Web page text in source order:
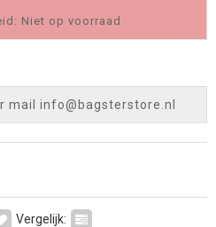
Niet op voorraad
mail info@bagsterstore.nl
Vergelijk: